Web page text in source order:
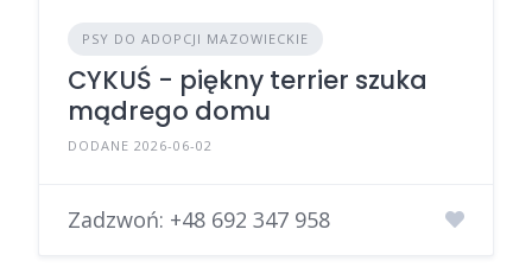
PSY DO ADOPCJI MAZOWIECKIE
CYKUŚ - piękny terrier szuka
mądrego domu
DODANE 2026-06-02
Zadzwoń: +48 692 347 958